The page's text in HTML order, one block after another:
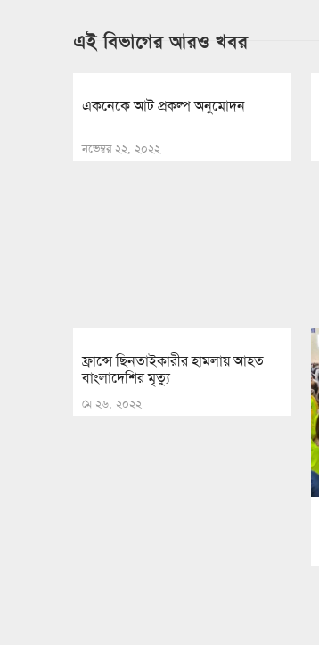
এই বিভাগের আরও খবর
একনেকে আট প্রকল্প অনুমোদন
নভেম্বর ২২, ২০২২
ফ্রান্সে ছিনতাইকারীর হামলায় আহত
বাংলাদেশির মৃত্যু
মে ২৬, ২০২২